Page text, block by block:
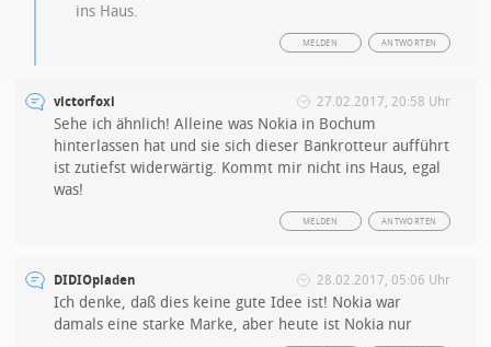
ins Haus.
ANTWORTEN
MELDEN
victorfoxi 27.02.2017, 20:58 Uhr
Sehe ich ähnlich! Alleine was Nokia in Bochum
hinterlassen hat und sie sich dieser Bankrotteur aufführt
ist zutiefst widerwärtig. Kommt mir nicht ins Haus, egal
was!
ANTWORTEN
MELDEN
DIDIOpladen 28.02.2017, 05:06 Uhr
Ich denke, daß dies keine gute Idee ist! Nokia war
damals eine starke Marke, aber heute ist Nokia nur